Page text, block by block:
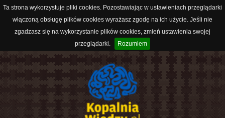
Ta strona wykorzystuje pliki cookies. Pozostawiając w ustawieniach przeglądarki
włączoną obsługę plików cookies wyrażasz zgodę na ich użycie. Jeśli nie
zgadzasz się na wykorzystanie plików cookies, zmień ustawienia swojej
przeglądarki.
Rozumiem